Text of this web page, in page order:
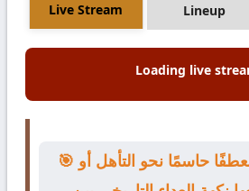
Live Stream Lineup
Loading live
🎯 تأخذ المنافسة منعطفًا حاسمًا نحو التأهل أو